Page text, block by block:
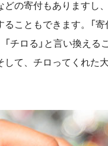
の寄付もありますし
こともできます。「
チロる」と言い換え
して、チロってくれた